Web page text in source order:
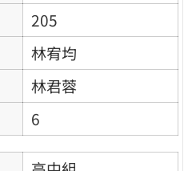
205
林宥均
林君蓉
6